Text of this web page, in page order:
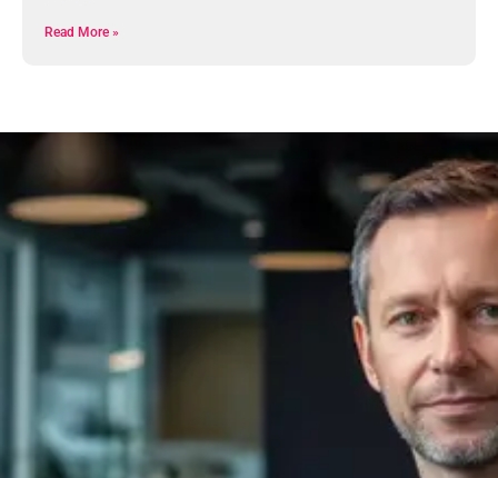
Read More »